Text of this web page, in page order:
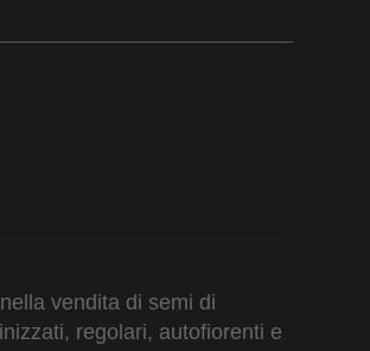
vendita di semi di
regolari, autofiorenti e